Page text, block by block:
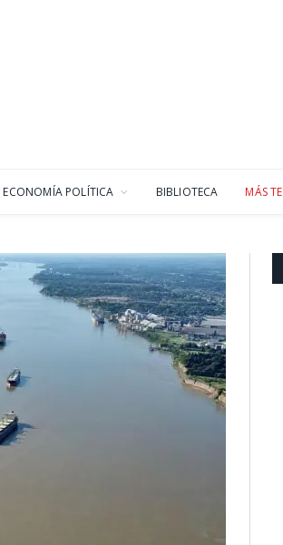
ECONOMÍA POLÍTICA BIBLIOTECA MÁS